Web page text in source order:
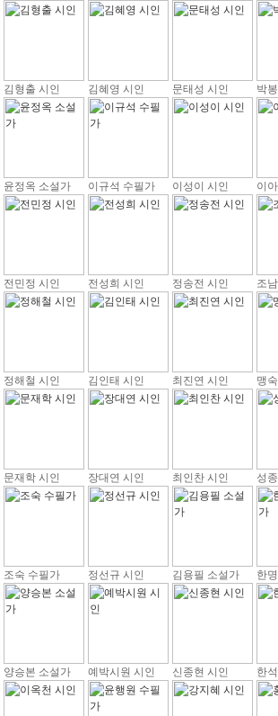
김형출 시인 김혜영 시인 문태성 시인 박
윤정옥 소설가 이규석 수필가 이성이 시인 이
전민정 시인 전성희 시인 정송전 시인 조
정해철 시인 김인태 시인 최진연 시인 맹
문재학 시인 장대연 시인 최인찬 시인 성
조숙 수필가 정선규 시인 김용필 소설가 한
양승본 소설가 예박시원 시인 신종현 시인 한